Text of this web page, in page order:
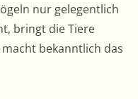
nur gelegentlich
bringt die Tiere
bekanntlich das